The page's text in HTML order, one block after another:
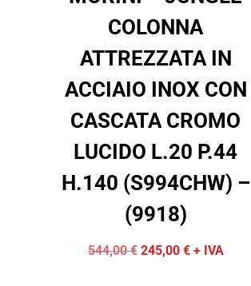
COLONNA
ATTREZZATA IN
ACCIAIO INOX CON
CASCATA CROMO
LUCIDO L.20 P.44
H.140 (S994CHW) –
(9918)
544,00€ Il
245,00 €Il+ IVA